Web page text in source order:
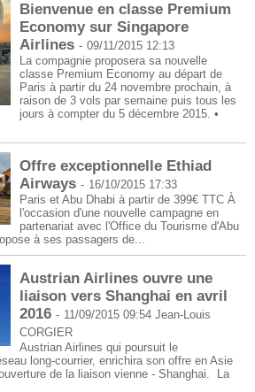
Bienvenue en classe Premium
Economy sur Singapore
Airlines - 09/11/2015 12:13
La compagnie proposera sa nouvelle
classe Premium Economy au départ de
Paris à partir du 24 novembre prochain, à
raison de 3 vols par semaine puis tous les
jours à compter du 5 décembre 2015. •
Offre exceptionnelle Ethiad
Airways - 16/10/2015 17:33
Paris et Abu Dhabi à partir de 399€ TTC À
l'occasion d'une nouvelle campagne en
partenariat avec l'Office du Tourisme d'Abu
à ses passagers de...
Austrian Airlines ouvre une
liaison vers Shanghai en avril
2016 - 11/09/2015 09:54Jean-Louis
CORGIER
Austrian Airlines qui poursuit le
long-courrier, enrichira son offre en Asie
de la liaison vienne - Shanghai. La